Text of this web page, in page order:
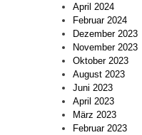
April 2024
Februar 2024
Dezember 2023
November 2023
Oktober 2023
August 2023
Juni 2023
April 2023
März 2023
Februar 2023